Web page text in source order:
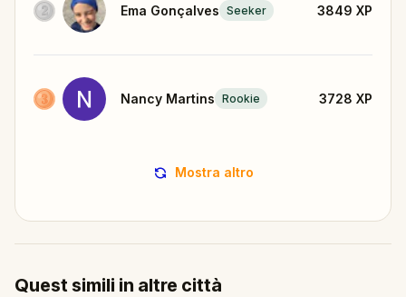
Ema Gonçalves Seeker 3849 XP
Nancy Martins Rookie 3728 XP
Mostra altro
Quest simili in altre città